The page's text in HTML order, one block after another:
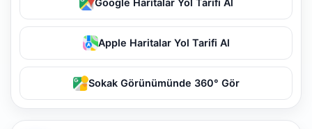
Apple Haritalar Yol Tarifi Al
Sokak Görünümünde 360° Gör